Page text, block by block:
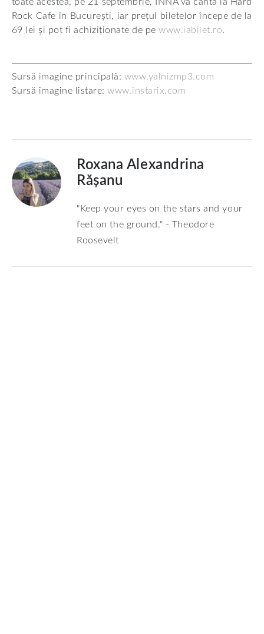
Rock Cafe în București, iar prețul biletelor începe de la
69 lei și pot fi achiziționate de pewww.iabilet.ro.
Sursă imagine principală: www.yalnizmp3.com
Sursă imagine listare:www.instarix.com
Roxana Alexandrina
Rășanu
"Keep your eyes on the stars and your
feet on the ground." - Theodore
Roosevelt